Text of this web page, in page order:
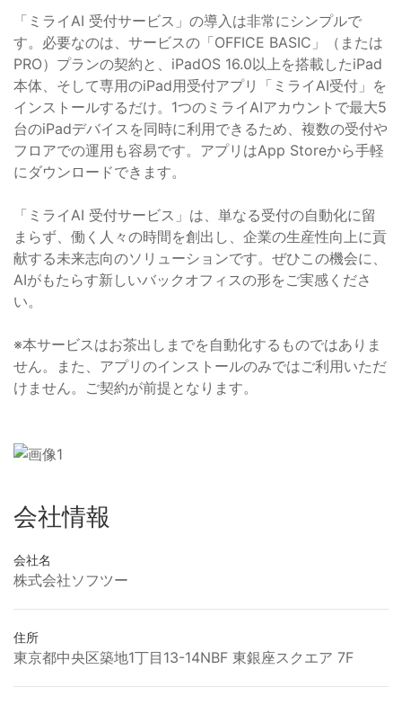
「ミライAI 受付サービス」の導入は非常にシンプルで
す。必要なのは、サービスの「OFFICE BASIC」（または
PRO）プランの契約と、iPadOS 16.0以上を搭載したiPad
本体、そして専用のiPad用受付アプリ「ミライAI受付」を
インストールするだけ。1つのミライAIアカウントで最大5
台のiPadデバイスを同時に利用できるため、複数の受付や
フロアでの運用も容易です。アプリはApp Storeから手軽
にダウンロードできます。
「ミライAI 受付サービス」は、単なる受付の自動化に留
まらず、働く人々の時間を創出し、企業の生産性向上に貢
献する未来志向のソリューションです。ぜひこの機会に、
AIがもたらす新しいバックオフィスの形をご実感くださ
い。
※本サービスはお茶出しまでを自動化するものではありま
せん。また、アプリのインストールのみではご利用いただ
けません。ご契約が前提となります。
会社情報
会社名
株式会社ソフツー
住所
東京都中央区築地1丁目13-14NBF 東銀座スクエア 7F